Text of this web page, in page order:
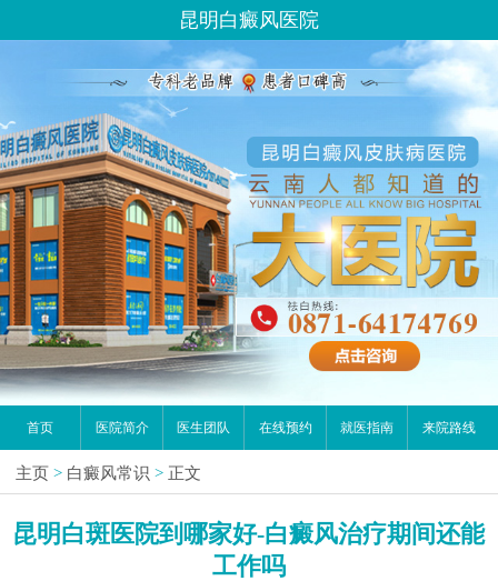
昆明白癜风医院
首页 医院简介 医生团队 在线预约 就医指南 来院路线
主页 > 白癜风常识 > 正文
昆明白斑医院到哪家好-白癜风治疗期间还能
工作吗